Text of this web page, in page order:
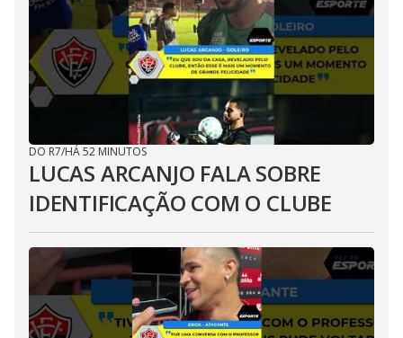
DO R7/HÁ 52 MINUTOS
LUCAS ARCANJO FALA SOBRE
IDENTIFICAÇÃO COM O CLUBE